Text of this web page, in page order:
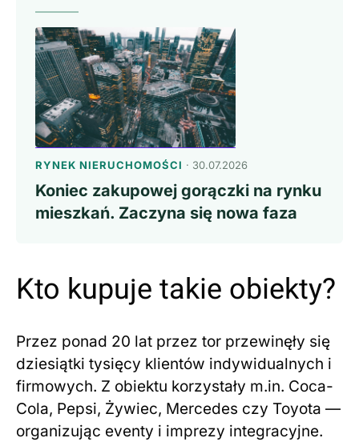
RYNEK NIERUCHOMOŚCI · 30.07.2026
Koniec zakupowej gorączki na rynku
mieszkań. Zaczyna się nowa faza
Kto kupuje takie obiekty?
Przez ponad 20 lat przez tor przewinęły się
dziesiątki tysięcy klientów indywidualnych i
firmowych. Z obiektu korzystały m.in. Coca-
Cola, Pepsi, Żywiec, Mercedes czy Toyota —
organizując eventy i imprezy integracyjne.